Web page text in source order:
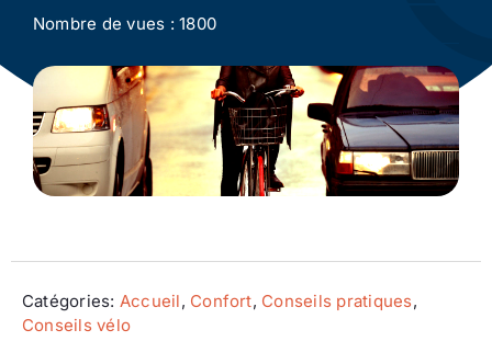
Actualité
Ecologie
Nombre de vues : 1800
Catégories: Accueil, Confort, Conseils pratiques,
Conseils vélo